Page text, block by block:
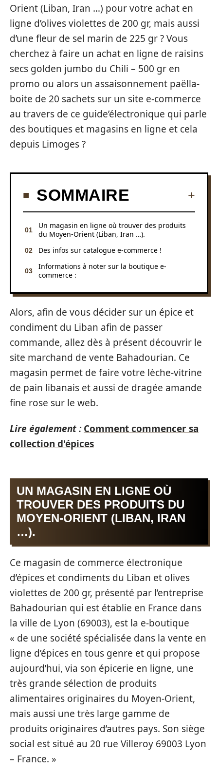
Orient (Liban, Iran …) pour votre achat en
ligne d’olives violettes de 200 gr, mais aussi
d’une fleur de sel marin de 225 gr ? Vous
cherchez à faire un achat en ligne de raisins
secs golden jumbo du Chili – 500 gr en
promo ou alors un assaisonnement paëlla-
boite de 20 sachets sur un site e-commerce
au travers de ce guide’électronique qui parle
des boutiques et magasins en ligne et cela
depuis Limoges ?
SOMMAIRE
Un magasin en ligne où trouver des produits
du Moyen-Orient (Liban, Iran …).
Des infos sur catalogue e-commerce !
Informations à noter sur la boutique e-
commerce :
Alors, afin de vous décider sur un épice et
condiment du Liban afin de passer
commande, allez dès à présent découvrir le
site marchand de vente Bahadourian. Ce
magasin permet de faire votre lèche-vitrine
de pain libanais et aussi de dragée amande
fine rose sur le web.
Lire également : Comment commencer sa
collection d'épices
UN MAGASIN EN LIGNE OÙ
TROUVER DES PRODUITS DU
MOYEN-ORIENT (LIBAN, IRAN
…).
Ce magasin de commerce électronique
d’épices et condiments du Liban et olives
violettes de 200 gr, présenté par l’entreprise
Bahadourian qui est établie en France dans
la ville de Lyon (69003), est la e-boutique
« de une société spécialisée dans la vente en
ligne d’épices en tous genre et qui propose
aujourd’hui, via son épicerie en ligne, une
très grande sélection de produits
alimentaires originaires du Moyen-Orient,
mais aussi une très large gamme de
produits originaires d’autres pays. Son siège
social est situé au 20 rue Villeroy 69003 Lyon
– France. »